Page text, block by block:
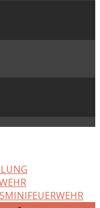
MINIFEUERWEHR